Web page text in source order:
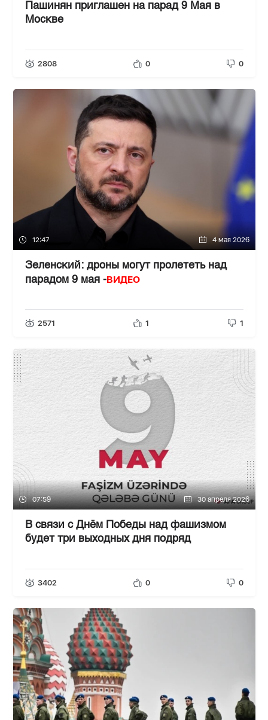
Пашинян приглашен на парад 9 Мая в
Москве
2808 0 0
12:47 4 мая 2026
Зеленский: дроны могут пролететь над
парадом 9 мая -ВИДЕО
2571 1 1
07:59 30 апреля 2026
В связи с Днём Победы над фашизмом
будет три выходных дня подряд
3402 0 0